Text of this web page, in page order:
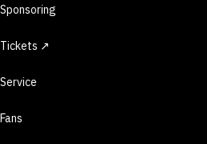
Sponsoring
Tickets ↗
Service
Fans